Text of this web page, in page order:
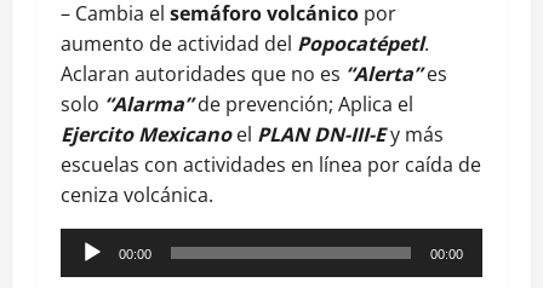
– Cambia el semáforo volcánico por
aumento de actividad del Popocatépetl.
Aclaran autoridades que no es “Alerta”es
solo “Alarma” de prevención; Aplica el
Ejercito Mexicanoel PLAN DN-III-Ey más
escuelas con actividades en línea por caída de
ceniza volcánica.
Reproductor
de
00:00 00:00